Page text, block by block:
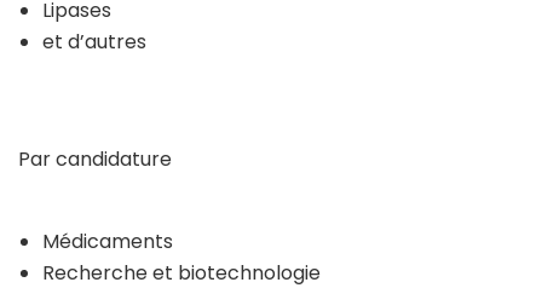
Lipases
et d’autres
Par candidature
Médicaments
Recherche et biotechnologie